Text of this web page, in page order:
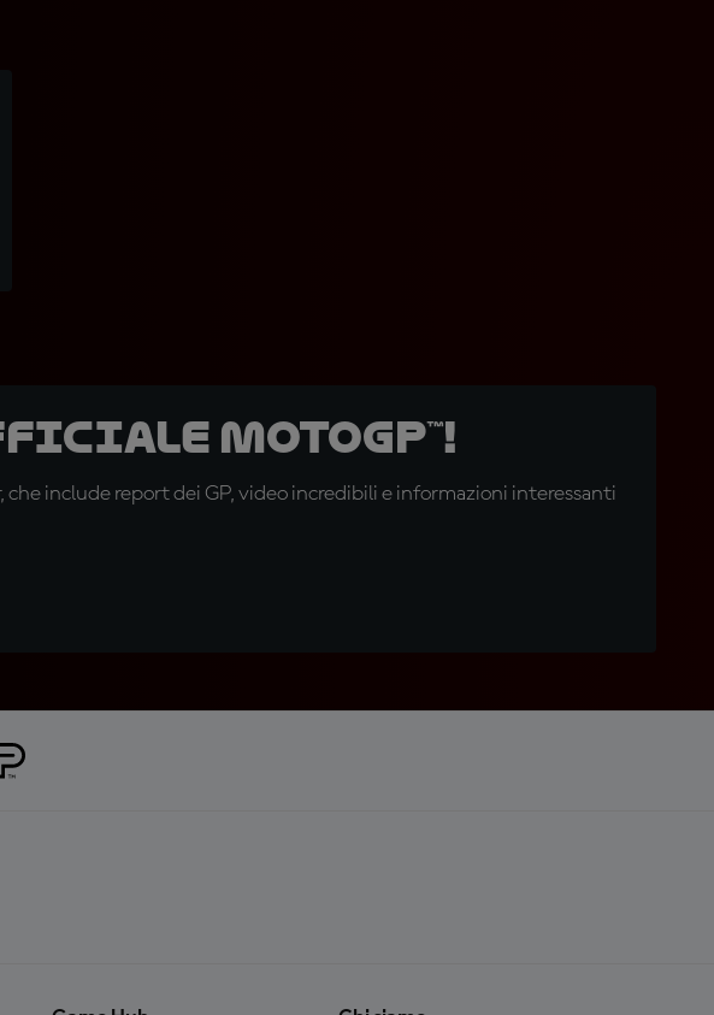
MotoGP™!
include report dei GP, video incredibili e informazioni interessanti